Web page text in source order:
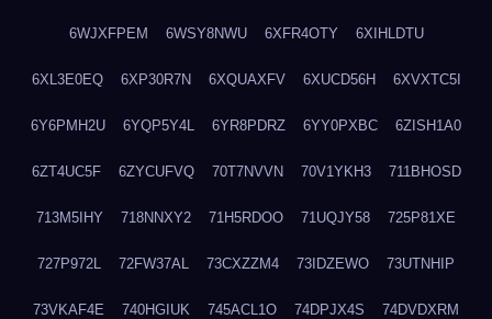
6WJXFPEM 6WSY8NWU 6XFR4OTY 6XIHLDTU
6XL3E0EQ 6XP30R7N 6XQUAXFV 6XUCD56H 6XVXTC5I
6Y6PMH2U 6YQP5Y4L 6YR8PDRZ 6YY0PXBC 6ZISH1A0
6ZT4UC5F 6ZYCUFVQ 70T7NVVN 70V1YKH3 711BHOSD
713M5IHY 718NNXY2 71H5RDOO 71UQJY58 725P81XE
727P972L 72FW37AL 73CXZZM4 73IDZEWO 73UTNHIP
73VKAF4E 740HGIUK 745ACL1O 74DPJX4S 74DVDXRM